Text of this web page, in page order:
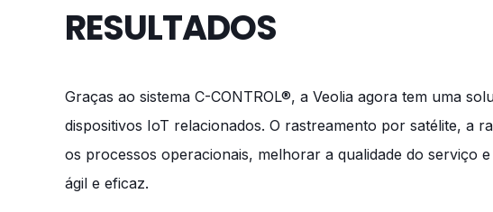
RESULTADOS
Graças ao sistema C-CONTROL®, a Veolia agora tem uma
dispositivos IoT relacionados. O rastreamento por satélite, a
os processos operacionais, melhorar a qualidade do serviço
ágil e eficaz.